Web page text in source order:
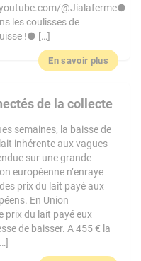
@Jialaferme●
les coulisses de
!● […]
En savoir plus
de la collecte
semaines, la baisse de
inhérente aux vagues
sur une grande
européenne n’enraye
prix du lait payé aux
En Union
prix du lait payé eux
de baisser. A 455 € la